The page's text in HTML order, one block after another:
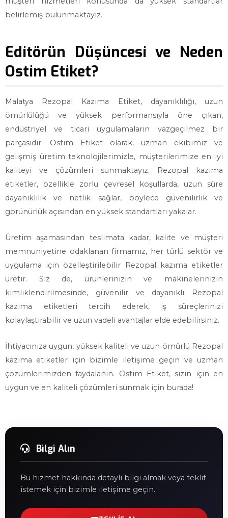
belirlemiş bulunmaktayız.
Editörün Düşüncesi ve Neden
Ostim Etiket?
Malatya Rezopal Kazıma Etiket, dayanıklılığı, uzun
ömürlülüğü ve yüksek performansıyla öne çıkan,
endüstriyel ve ticari uygulamaların vazgeçilmez bir
parçasıdır. Ostim Etiket olarak, uzman ekibimiz ve
gelişmiş üretim teknolojilerimizle, müşterilerimize en iyi
kaliteyi ve çözümleri sunmaktayız. Rezopal kazıma
etiketler, özellikle zorlu çevresel koşullarda, uzun süre
dayanıklılık ve netlik sağlar, böylece güvenilirlik ve
görünürlük açısından en yüksek standartları yakalar.
Üretim aşamasından teslimata kadar, kalite ve müşteri
memnuniyetine odaklanan firmamız, her türlü sektör ve
uygulama için özelleştirilebilir Rezopal kazıma etiketler
üretir. Siz de, ürünlerinizin ve makinelerinizin
kimliklendirilmesinde, güvenilir ve dayanıklı Rezopal
kazıma etiketleri tercih ederek, iş süreçlerinizi
kolaylaştırabilir ve uzun vadeli avantajlar elde edebilirsiniz.
İhtiyacınıza uygun, yüksek kaliteli ve uzun ömürlü Rezopal
kazıma etiketler için bizimle iletişime geçin ve uzman
çözümlerimizden faydalanın. Ostim Etiket, sizin için en
uygun ve en kaliteli çözümleri sunmak için burada!
Bilgi Alın
Bu hizmet hakkında detaylı bilgi almak veya teklif
istemek için bizimle iletişime geçin.